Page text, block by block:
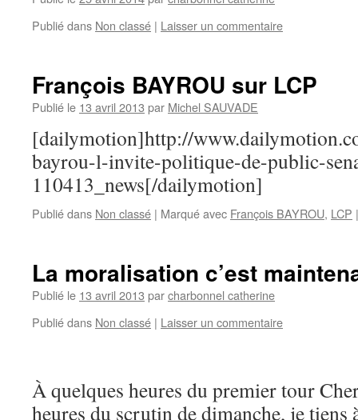
Publié dans Non classé | Laisser un commentaire
François BAYROU sur LCP
Publié le 13 avril 2013 par Michel SAUVADE
[dailymotion]http://
bayrou-l-invite-politique-de-public-
110413_news[/dailymotion]
Publié dans Non classé | Marqué avec François BAYROU, LCP |
La moralisation c’est
Publié le 13 avril 2013 parcharbonnel catherine
Publié dans Non classé | Laisser un commentaire
À quelques heures du premier tour
heures du scrutin de dimanche, je tiens